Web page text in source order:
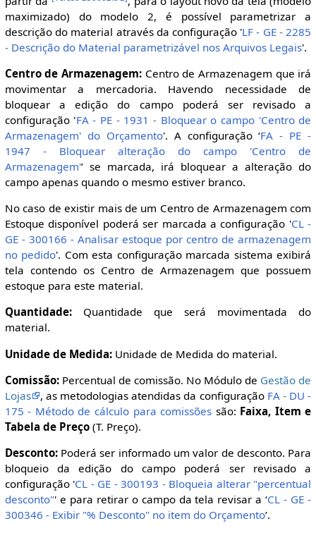
maximizado) do modelo 2, é possível parametrizar a
descrição do material através da configuração 'LF - GE - 2285
- Descrição do Material parametrizável nos Arquivos Legais'.
Centro de Armazenagem: Centro de Armazenagem que irá
movimentar a mercadoria. Havendo necessidade de
bloquear a edição do campo poderá ser revisado a
configuração 'FA - PE - 1931 - Bloquear o campo 'Centro de
Armazenagem' do Orçamento'. A configuração ‘FA - PE -
1947 - Bloquear alteração do campo 'Centro de
Armazenagem'’ se marcada, irá bloquear a alteração do
campo apenas quando o mesmo estiver branco.
No caso de existir mais de um Centro de Armazenagem com
Estoque disponível poderá ser marcada a configuração 'CL -
GE - 300166 - Analisar estoque por centro de armazenagem
no pedido'. Com esta configuração marcada sistema exibirá
tela contendo os Centro de Armazenagem que possuem
estoque para este material.
Quantidade: Quantidade que será movimentada do
material.
Unidade de Medida: Unidade de Medida do material.
Comissão: Percentual de comissão. No Módulo de Gestão de
Lojas
, as metodologias atendidas da configuração FA - DU -
175 - Método de cálculo para comissões são: Faixa, Item e
Tabela de Preço(T. Preço).
Desconto: Poderá ser informado um valor de desconto. Para
bloqueio da edição do campo poderá ser revisado a
configuração 'CL - GE - 300193 - Bloqueia alterar "percentual
desconto"' e para retirar o campo da tela revisar a ‘CL - GE -
300346 - Exibir "% Desconto" no item do Orçamento’.